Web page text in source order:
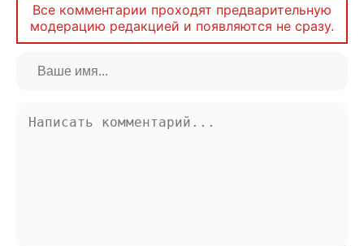
Все комментарии проходят предварительную
модерацию редакцией и появляются не сразу.